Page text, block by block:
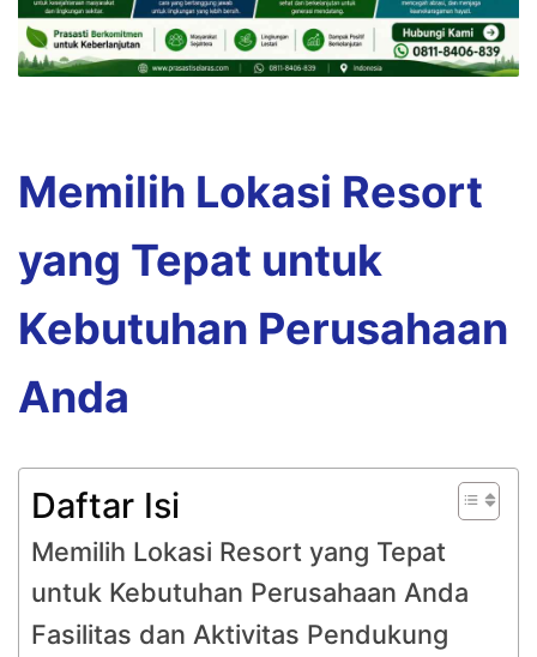
Memilih Lokasi Resort
yang Tepat untuk
Kebutuhan Perusahaan
Anda
Daftar Isi
Memilih Lokasi Resort yang Tepat
untuk Kebutuhan Perusahaan Anda
Fasilitas dan Aktivitas Pendukung